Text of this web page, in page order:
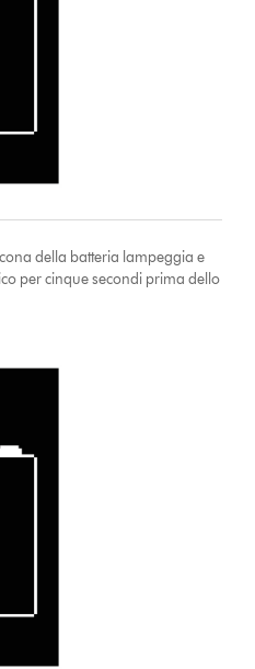
della batteria lampeggia e
per cinque secondi prima dello